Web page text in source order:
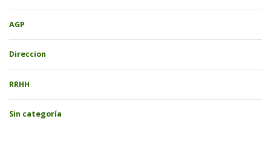
AGP
Direccion
RRHH
Sin categoría